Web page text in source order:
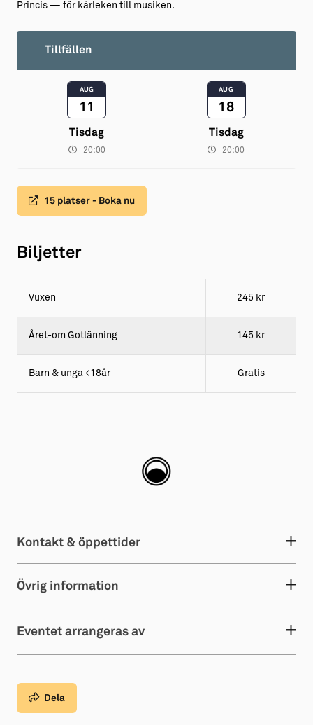
Princis — för kärleken till musiken.
Tillfällen
AUG
11
Tisdag
20:00
AUG
18
Tisdag
20:00
15 platser - Boka nu
Biljetter
Vuxen 245 kr
Året-om Gotlänning 145 kr
Barn & unga <18år Gratis
Kontakt & öppettider
Övrig information
Eventet arrangeras av
Dela